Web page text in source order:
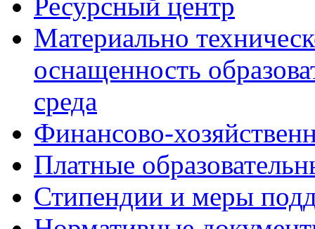
Ресурсный центр
Материально
оснащенность
среда
Финансово-
Платные
Стипендии и меры